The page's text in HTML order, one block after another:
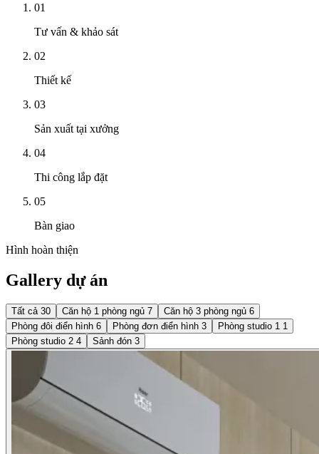
01
Tư vấn & khảo sát
02
Thiết kế
03
Sản xuất tại xưởng
04
Thi công lắp đặt
05
Bàn giao
Hình hoàn thiện
Gallery dự án
Tất cả 30 Căn hộ 1 phòng ngủ 7 Căn hộ 3 phòng ngủ 6
Phòng đôi điển hình 6 Phòng đơn điển hình 3 Phòng studio 1 1
Phòng studio 2 4 Sảnh đón 3